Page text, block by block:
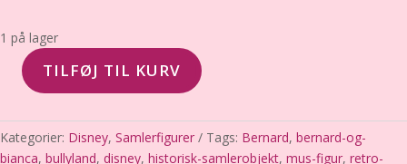
1 på lager
Bernard
og
Bianca)
TILFØJ TIL KURV
Kategorier: Disney, Samlerfigurer Tags: Bernard, bernard-og-
bianca, bullyland, disney, historisk-samlerobjekt, mus-figur, retro-